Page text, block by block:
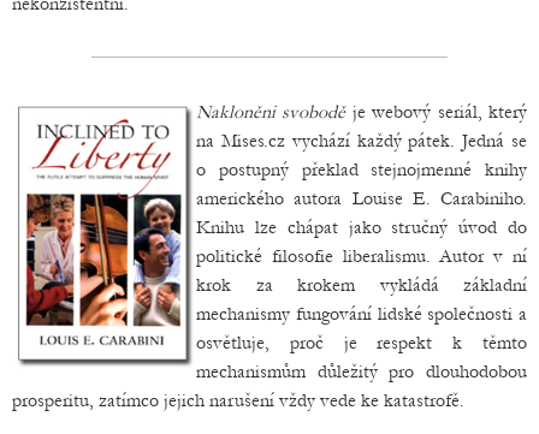
Nakloněni svoboděje webový seriál, který
na Mises.cz vychází každý pátek. Jedná se
o postupný překlad stejnojmenné knihy
amerického autora Louise E. Carabiniho.
Knihu lze chápat jako stručný úvod do
politické filosofie liberalismu. Autor v ní
krok za krokem vykládá základní
mechanismy fungování lidské společnosti a
osvětluje, proč je respekt k těmto
mechanismům důležitý pro dlouhodobou
prosperitu, zatímco jejich narušení vždy vede ke katastrofě.